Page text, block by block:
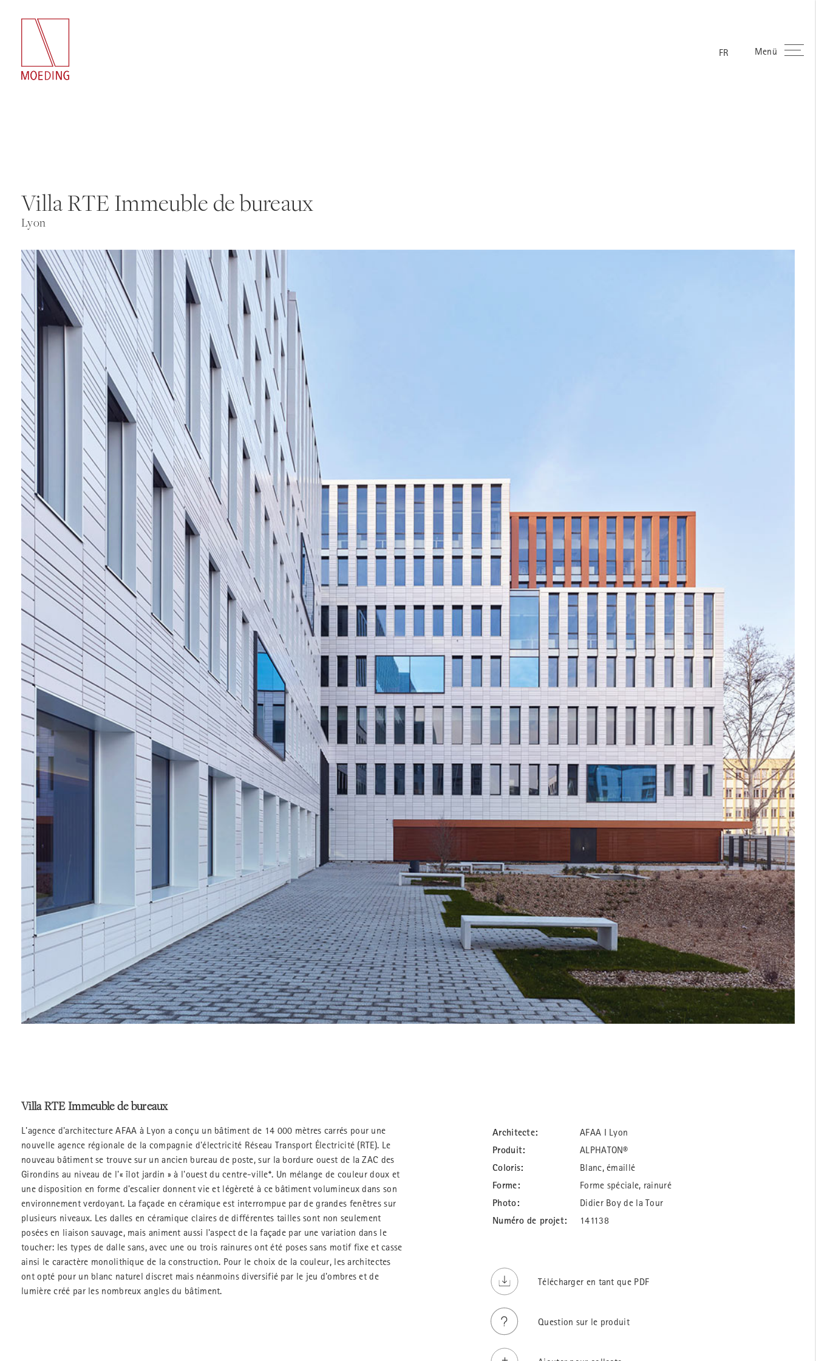
FR Menü
Villa RTE Immeuble de bureaux
Lyon
Villa RTE Immeuble de bureaux
L'agence d'architecture AFAA à Lyon a conçu un bâtiment de 14 000 mètres carrés pour une
nouvelle agence régionale de la compagnie d'électricité Réseau Transport Électricité (RTE). Le
nouveau bâtiment se trouve sur un ancien bureau de poste, sur la bordure ouest de la ZAC des
Girondins au niveau de l'« îlot jardin » à l'ouest du centre-ville*. Un mélange de couleur doux et
une disposition en forme d'escalier donnent vie et légèreté à ce bâtiment volumineux dans son
environnement verdoyant. La façade en céramique est interrompue par de grandes fenêtres sur
plusieurs niveaux. Les dalles en céramique claires de différentes tailles sont non seulement
posées en liaison sauvage, mais animent aussi l'aspect de la façade par une variation dans le
toucher: les types de dalle sans, avec une ou trois rainures ont été poses sans motif fixe et casse
ainsi le caractère monolithique de la construction. Pour le choix de la couleur, les architectes
ont opté pour un blanc naturel discret mais néanmoins diversifié par le jeu d'ombres et de
lumière créé par les nombreux angles du bâtiment.
Architecte: AFAA I Lyon
Produit: ALPHATON®
Coloris: Blanc, émaillé
Forme: Forme spéciale, rainuré
Photo: Didier Boy de la Tour
Numéro de projet: 141138
Télécharger en tant que PDF
Question sur le produit